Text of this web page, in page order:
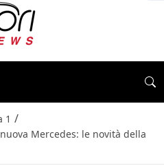
1 /
Mercedes: le novità della